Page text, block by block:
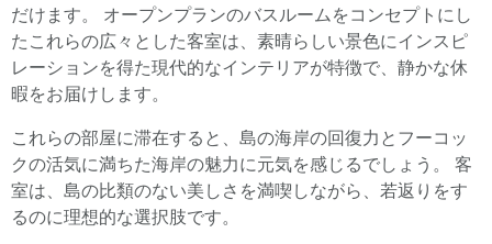
だけます。 オープンプランのバスルームをコンセプトにし
たこれらの広々とした客室は、素晴らしい景色にインスピ
レーションを得た現代的なインテリアが特徴で、静かな休
暇をお届けします。
これらの部屋に滞在すると、島の海岸の回復力とフーコッ
クの活気に満ちた海岸の魅力に元気を感じるでしょう。 客
室は、島の比類のない美しさを満喫しながら、若返りをす
るのに理想的な選択肢です。